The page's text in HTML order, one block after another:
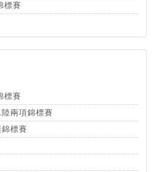
標賽
標賽
兩項錦標賽
標賽